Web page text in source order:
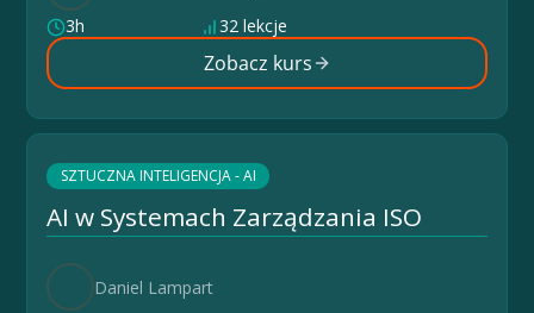
3h
32 lekcje
Zobacz kurs
SZTUCZNA INTELIGENCJA - AI
AI w Systemach Zarządzania ISO
Daniel Lampart